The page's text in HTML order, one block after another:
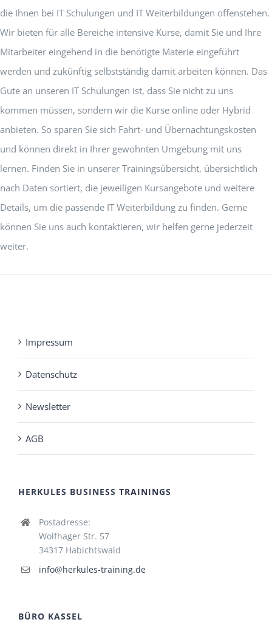
die Ihnen bei IT Schulungen und IT Weiterbildungen offenstehen.
Wir bieten für alle Bereiche intensive Kurse, damit Sie und Ihre
Mitarbeiter eingehend in die benötigte Materie eingeführt
werden und zukünftig selbstständig damit arbeiten können. Das
Gute an unseren IT Schulungen ist, dass Sie nicht zu uns
kommen müssen, sondern wir die Kurse online oder Hybrid
anbieten. So sparen Sie sich Fahrt- und Übernachtungskosten
und können direkt in Ihrer gewohnten Umgebung mit uns
lernen. Finden Sie in unserer Trainingsübersicht, übersichtlich
nach Daten sortiert, die jeweiligen Kursangebote und weitere
Details, um die passende IT Weiterbildung zu finden. Gerne
können Sie uns auch kontaktieren, wir helfen gerne jederzeit
weiter.
Impressum
Datenschutz
Newsletter
AGB
HERKULES BUSINESS TRAININGS
Postadresse:
Wolfhager Str. 57
34317 Habichtswald
info@herkules-training.de
BÜRO KASSEL